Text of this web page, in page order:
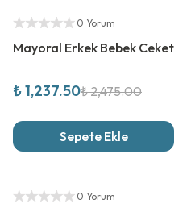
Yetkili Satıcı
0 Yorum
Mayoral Erkek Bebek Ceket
₺ 1,237.50₺ 2,475.00
Sepete Ekle
Yetkili Satıcı
0 Yorum